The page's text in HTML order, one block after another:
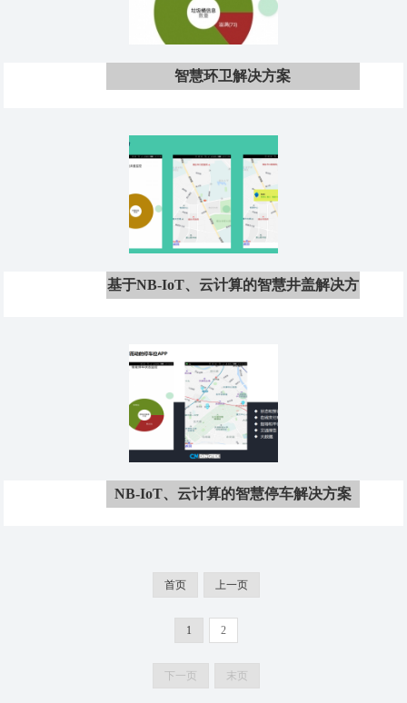
智慧环卫解决方案
基于NB-IoT、云计算的智慧井盖解决方
NB-IoT、云计算的智慧停车解决方案
首页 上一页
1 2
下一页 末页